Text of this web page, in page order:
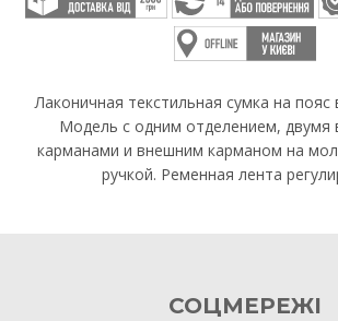
Лаконичная текстильная сумка на пояс
Модель с одним отделением, двумя
карманами и внешним карманом на
ручкой. Ременная лента
СОЦМЕРЕЖІ